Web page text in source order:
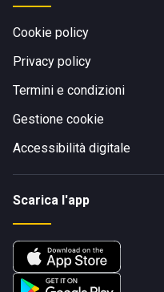
Cookie policy
Privacy policy
Termini e condizioni
Gestione cookie
Accessibilità digitale
Scarica l'app